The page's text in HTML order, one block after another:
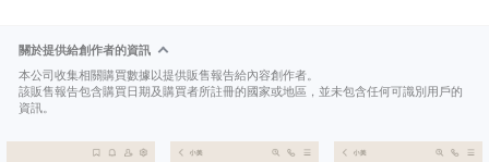
關於提供給創作者的資訊
本公司收集相關購買數據以提供販售報告給內容創作者。
該販售報告包含購買日期及購買者所註冊的國家或地區，並未包含任何可識別用戶的
資訊。